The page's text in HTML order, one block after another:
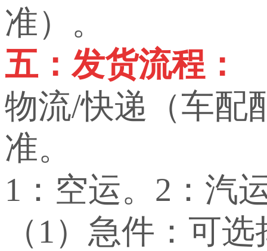
准）。
五：发货流程：
物流/快递（车配
准。
1：空运。2：汽
（1）急件：可